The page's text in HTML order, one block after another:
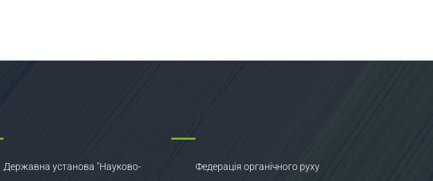
Державна установа "Науково-
Федерація органічного руху